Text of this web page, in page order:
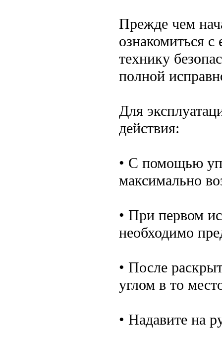
Прежде чем
ознакомиться
технику
полной
Для
действия:
• С помощью
максимально
• При первом
необходимо
• После
углом в то
• Надавите на